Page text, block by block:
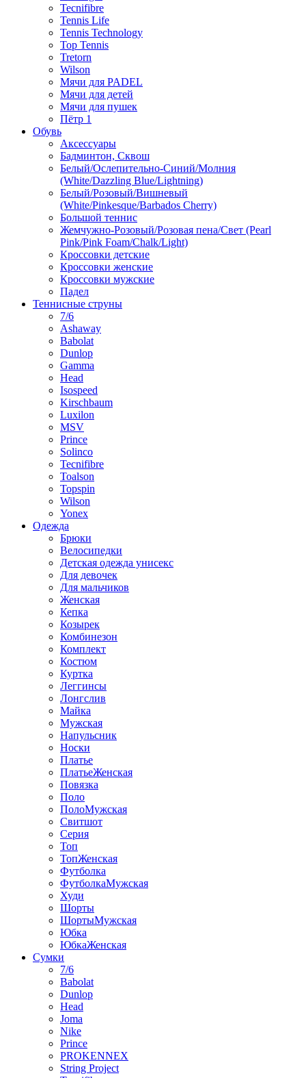
Tecnifibre
Tennis Life
Tennis Technology
Top Tennis
Tretorn
Wilson
Мячи для PADEL
Мячи для детей
Мячи для пушек
Пётр 1
Обувь
Аксессуары
Бадминтон, Сквош
Белый/Ослепительно-Синий/Молния
(White/Dazzling Blue/Lightning)
Белый/Розовый/Вишневый
(White/Pinkesque/Barbados Cherry)
Большой теннис
Жемчужно-Розовый/Розовая пена/Свет (Pearl
Pink/Pink Foam/Chalk/Light)
Кроссовки детские
Кроссовки женские
Кроссовки мужские
Падел
Теннисные струны
7/6
Ashaway
Babolat
Dunlop
Gamma
Head
Isospeed
Kirschbaum
Luxilon
MSV
Prince
Solinco
Tecnifibre
Toalson
Topspin
Wilson
Yonex
Одежда
Брюки
Велосипедки
Детская одежда унисекс
Для девочек
Для мальчиков
Женская
Кепка
Козырек
Комбинезон
Комплект
Костюм
Куртка
Леггинсы
Лонгслив
Майка
Мужская
Напульсник
Носки
Платье
ПлатьеЖенская
Повязка
Поло
ПолоМужская
Свитшот
Серия
Топ
ТопЖенская
Футболка
ФутболкаМужская
Худи
Шорты
ШортыМужская
Юбка
ЮбкаЖенская
Сумки
7/6
Babolat
Dunlop
Head
Joma
Nike
Prince
PROKENNEX
String Project